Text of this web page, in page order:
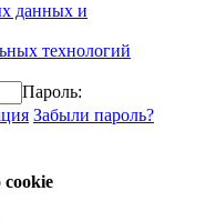
данных и
технологий
Пароль:
Забыли пароль?